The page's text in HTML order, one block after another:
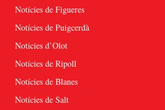
Notícies de Figueres
Notícies de Puigcerdà
Notícies d’Olot
Notícies de Ripoll
Notícies de Blanes
Notícies de Salt